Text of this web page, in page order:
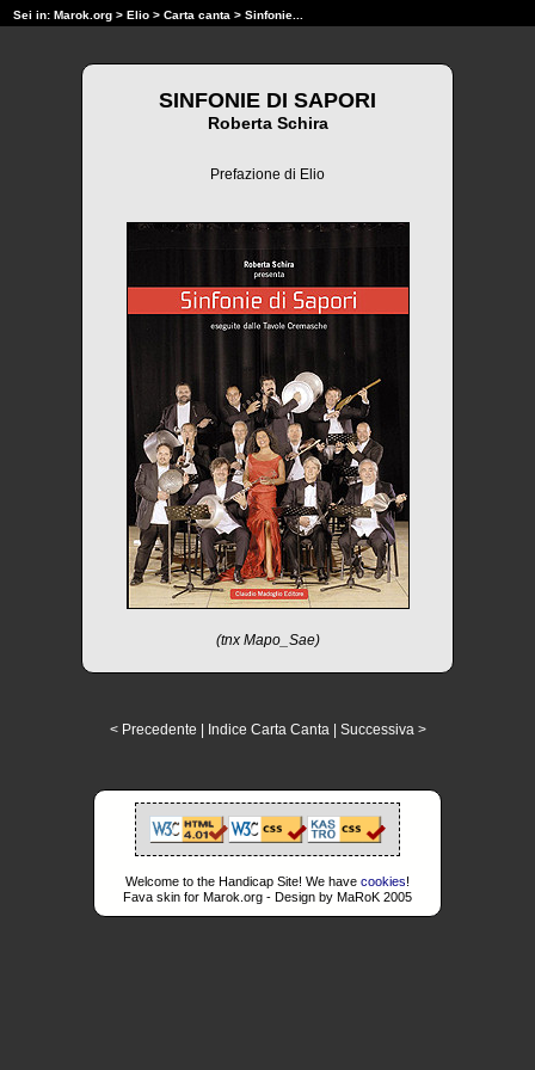
Sei in: Marok.org > Elio > Carta canta > Sinfonie...
SINFONIE DI SAPORI
Roberta Schira
Prefazione di Elio
(tnx Mapo_Sae)
< Precedente Indice Carta Canta| Successiva >
Welcome to the Handicap Site! We have cookies!
Fava skin for Marok.org - Design by MaRoK 2005